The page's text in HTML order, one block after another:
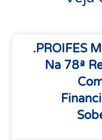
.PROIFES
Na 78ª